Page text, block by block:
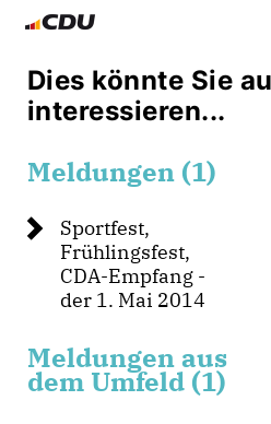
Dies könnte Sie
interessieren...
Meldungen (1)
Sportfest,
Frühlingsfest,
CDA-Empfang -
der 1. Mai 2014
Meldungen aus
dem Umfeld (1)